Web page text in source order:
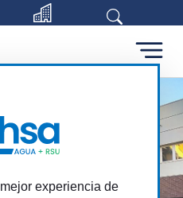
una
nuestra
públicos
experiencia de